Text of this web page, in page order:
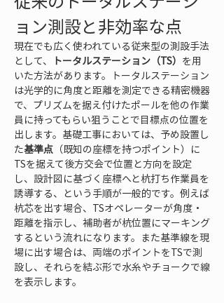
ョン測設と非効率な点
現在でも広く使われている従来型の測設手法
として、
トータルステーション（TS） を用
いた方法があります。トータルステーション
は光学的に角度と距離を測定できる精密機器
で、プリズムを据え付けたポールを他の作業
員に持ってもらい狙うことで目標点の位置を
出します。基礎工事においては、予め設置し
た基準点 （既知の座標を持つポイント）に
TSを据えて後方交会で位置と方向を設定
し、設計図に基づく座標へと杭打ち作業員を
誘導する、という手順が一般的です。例えば
杭芯を出す場合、TSオペレーターが角度・
距離を指示し、補助者が杭位置にマーキング
するという流れになります。また基準線を現
場に出す場合は、両端のポイントをTSで測
設し、それらを結ぶ形で水糸やチョークで線
を表示します。